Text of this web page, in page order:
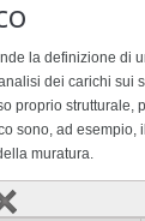
la definizione di
dei carichi sui
proprio strutturale,
sono, ad esempio,
muratura.